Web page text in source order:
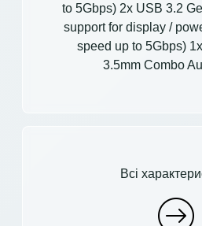
to 5Gbps) 2x USB 3.2
support for display /
speed up to 5Gbps)
3.5mm Combo
Всі